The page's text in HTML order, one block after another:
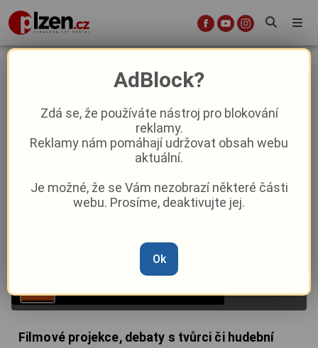
Proběhl 11. ročník Marienbad Film
23. 6.|14:00
Filmové projekce, debaty s tvůrci či hudební
AdBlock?
Zdá se, že používáte nástroj pro blokování
reklamy.
Reklamy nám pomáhají udržovat obsah webu
aktuální.
Je možné, že se Vám nezobrazí některé části
webu. Prosíme, deaktivujte jej.
Ok